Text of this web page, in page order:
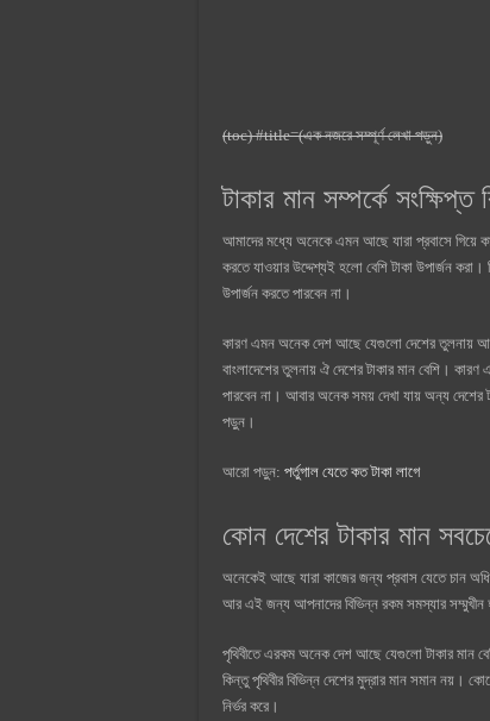
(toc) #title=(এক নজরে সম্পূর্ণ লেখা পড়ুন)
টাকার মান সম্পর্কে সংক্ষিপ্ত
আমাদের মধ্যে অনেকে এমন আছে যারা প্রবাসে গিয়ে
করতে যাওয়ার উদ্দেশ্যই হলো বেশি টাকা উপার্জন
উপার্জন করতে পারবেন না।
কারণ এমন অনেক দেশ আছে যেগুলো দেশের তুলনায়
বাংলাদেশের তুলনায় ঐ দেশের টাকার মান বেশি। কারণ
পারবেন না। আবার অনেক সময় দেখা যায় অন্য দেশের
পড়ুন।
আরো পড়ুন: পর্তুগাল যেতে কত টাকা লাগে
কোন দেশের টাকার মান
অনেকেই আছে যারা কাজের জন্য প্রবাস যেতে চান
আর এই জন্য আপনাদের বিভিন্ন রকম সমস্যার সম্মুখীন
পৃথিবীতে এরকম অনেক দেশ আছে যেগুলো টাকার মান
কিন্তু পৃথিবীর বিভিন্ন দেশের মুদ্রার মান সমান নয়।
নির্ভর করে।